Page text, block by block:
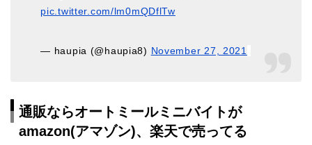
pic.twitter.com/lm0mQDflTw
— haupia (@haupia8) November 27, 2021
通販ならオートミールミニバイトが
amazon(アマゾン)、楽天で売ってる